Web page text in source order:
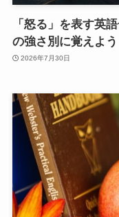
「怒る」を表す英
の強さ別に覚えよう
2026年7月30日